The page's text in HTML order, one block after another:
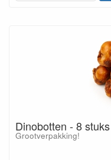
Dinobotten - 8 stuks
Grootverpakking!